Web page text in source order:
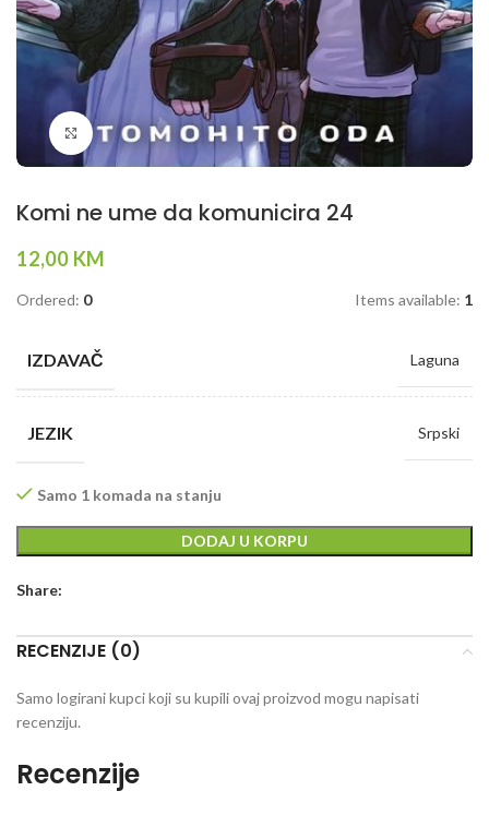
Klikni da povečaš
Komi ne ume da komunicira 24
12,00 KM
Ordered: 0 Items available: 1
IZDAVAČ Laguna
JEZIK Srpski
Samo 1 komada na stanju
DODAJ U KORPU
Share:
RECENZIJE (0)
Recenzije
Samo logirani kupci koji su kupili ovaj proizvod mogu napisati
recenziju.